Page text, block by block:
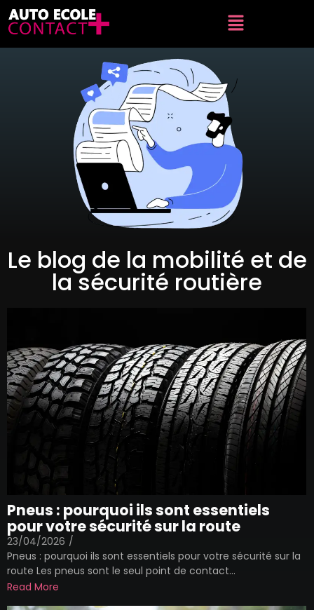
Le blog de la mobilité et de
la sécurité routière
Pneus : pourquoi ils sont essentiels
pour votre sécurité sur la route
23/04/2026 /
Pneus : pourquoi ils sont essentiels pour votre sécurité sur la
route Les pneus sont le seul point de contact...
Read More